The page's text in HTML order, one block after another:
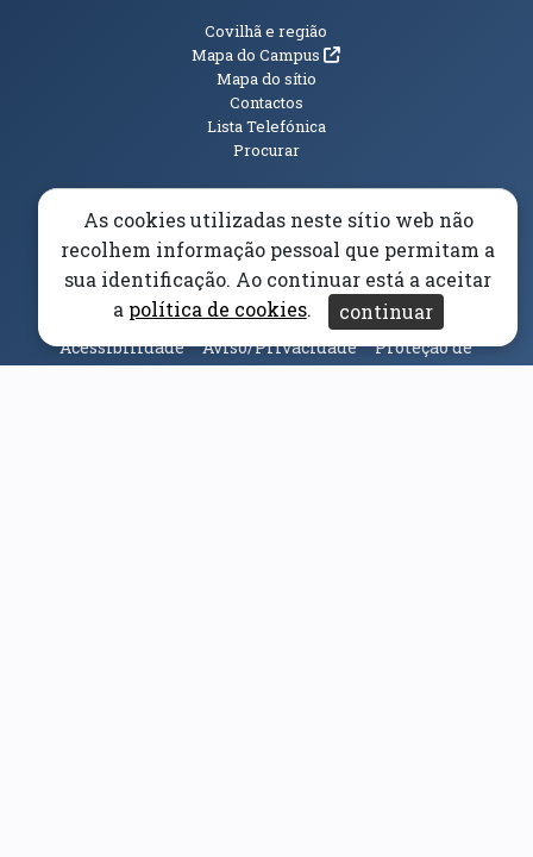
Informações Adicionais
Covilhã e região
Mapa do Campus(abre em nova janela)
Mapa do sítio
Contactos
Lista Telefónica
Procurar
Elogios, Sugestões e Reclamações Livro Amarelo
Canal Denúncia(abre em nova janela)
Acessibilidade Aviso/Privacidade
Proteção de
Dados
As cookies utilizadas neste sítio web não
recolhem informação pessoal que permitam a
sua identificação. Ao continuar está a aceitar
a política de cookies. continuar